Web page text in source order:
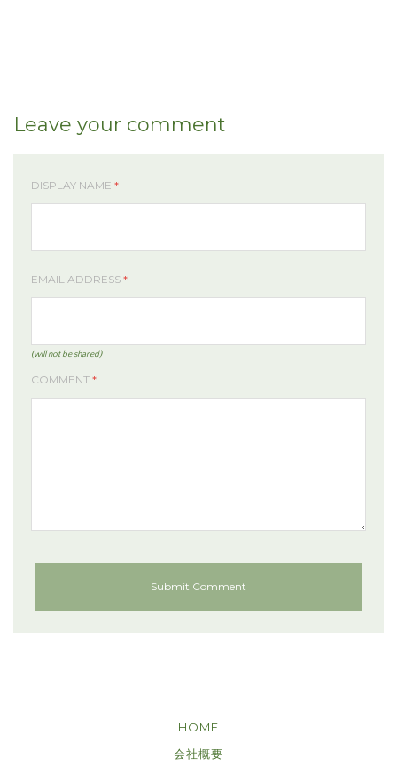
Leave your comment
DISPLAY NAME *
EMAIL ADDRESS *
(will not be shared)
COMMENT *
HOME
会社概要